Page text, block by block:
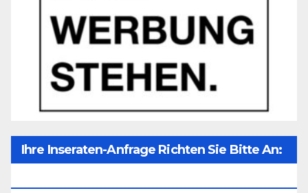
Ihre Inseraten-Anfrage Richten Sie Bitte An: